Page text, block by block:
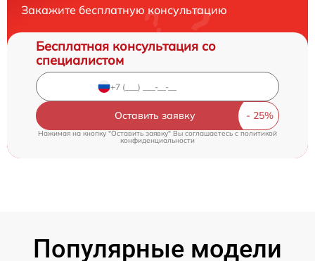
Закажите бесплатную консультацию
Бесплатная консультация со
специалистом
Оставить заявку
Нажимая на кнопку "Оставить заявку" Вы соглашаетесь cполитикой
конфиденциальности
Популярные модели